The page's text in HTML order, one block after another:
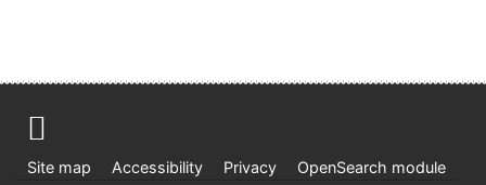
Site map Accessibility Privacy
OpenSearch module